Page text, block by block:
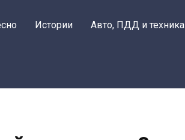
Истории Авто, ПДД и техника